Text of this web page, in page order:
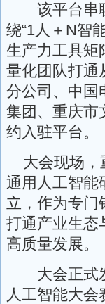
该平台串联
绕“1人＋N智
生产力工具矩
量化团队打通
分公司、中国
集团、重庆市
约入驻平台。
大会现场，
通用人工智能
立，作为专门
打通产业生态
高质量发展。
大会正式发
人工智能大会